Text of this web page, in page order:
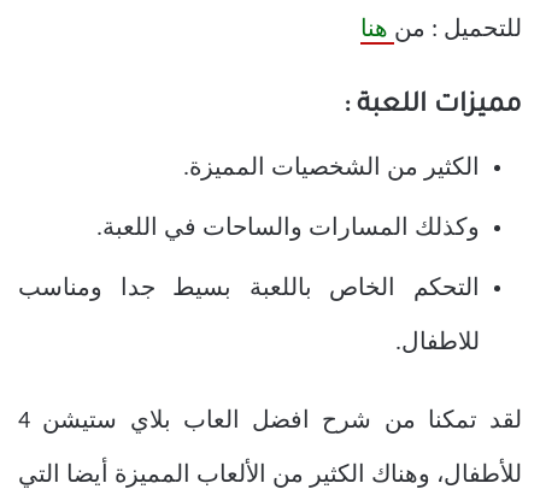
للتحميل : من هنا
مميزات اللعبة :
الكثير من الشخصيات المميزة.
وكذلك المسارات والساحات في اللعبة.
التحكم الخاص باللعبة بسيط جدا ومناسب
للاطفال.
لقد تمكنا من شرح افضل العاب بلاي ستيشن 4
للأطفال، وهناك الكثير من الألعاب المميزة أيضا التي